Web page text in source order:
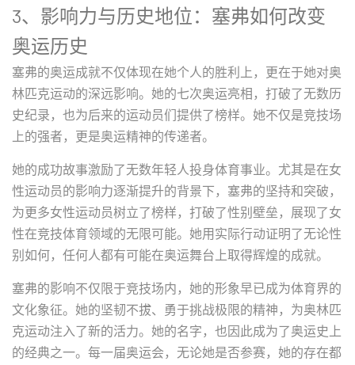
3、影响力与历史地位：塞弗如何改变
奥运历史
塞弗的奥运成就不仅体现在她个人的胜利上，更在于她对奥
林匹克运动的深远影响。她的七次奥运亮相，打破了无数历
史纪录，也为后来的运动员们提供了榜样。她不仅是竞技场
上的强者，更是奥运精神的传递者。
她的成功故事激励了无数年轻人投身体育事业。尤其是在女
性运动员的影响力逐渐提升的背景下，塞弗的坚持和突破，
为更多女性运动员树立了榜样，打破了性别壁垒，展现了女
性在竞技体育领域的无限可能。她用实际行动证明了无论性
别如何，任何人都有可能在奥运舞台上取得辉煌的成就。
塞弗的影响不仅限于竞技场内，她的形象早已成为体育界的
文化象征。她的坚韧不拔、勇于挑战极限的精神，为奥林匹
克运动注入了新的活力。她的名字，也因此成为了奥运史上
的经典之一。每一届奥运会，无论她是否参赛，她的存在都